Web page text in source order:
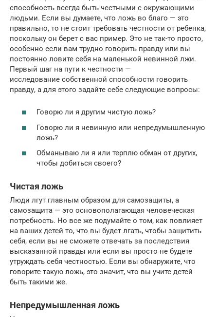
способность всегда быть честными с окружающими
людьми. Если вы думаете, что ложь во благо — это
правильно, то не стоит требовать честности от ребенка,
поскольку он берет с вас пример. Это не так-то просто,
особенно если вам трудно говорить правду или вы
постоянно ловите себя на маленькой невинной лжи.
Первый шаг на пути к честности —
исследование собственной способности говорить
правду, а для этого задайте себе следующие вопросы:
Говорю ли я другим чистую ложь?
Говорю ли я невинную или непредумышленную
ложь?
Обманываю ли я или терплю обман от других,
чтобы добиться своего?
Чистая ложь
Люди лгут главным образом для самозащиты, а
самозащита — это основополагающая человеческая
потребность. Но все же подумайте о том, как повлияет
на ваших детей то, что вы будет лгать, чтобы защитить
себя, если вы не сможете отвечать за последствия
высказанной правды или если вы просто не будете
утруждать себя честностью. Если вы обнаружите, что
говорите такую ложь, это значит, что вы учите детей
быть такими же.
Непредумышленная ложь